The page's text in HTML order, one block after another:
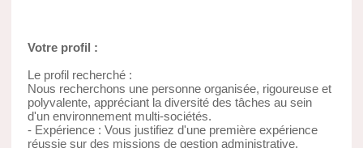
Votre profil :
Le profil recherché :
Nous recherchons une personne organisée, rigoureuse et
polyvalente, appréciant la diversité des tâches au sein
d'un environnement multi-sociétés.
- Expérience : Vous justifiez d'une première expérience
réussie sur des missions de gestion administrative,